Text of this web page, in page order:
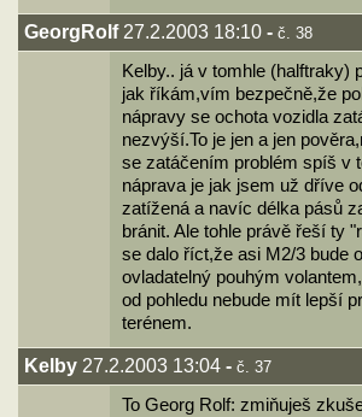
GeorgRolf 27.2.2003 18:10 - č. 38
Kelby.. já v tomhle (halftraky)
jak říkám,vím bezpečně,že
nápravy se ochota vozidla
nezvýší.To je jen a jen
se zatáčením problém spíš v
náprava je jak jsem už dříve
zatížená a navíc délka pásů
bránit. Ale tohle právě řeší ty
se dalo říct,že asi M2/3 bude
ovladatelný pouhým
od pohledu nebude mít lepší
terénem.
Kelby 27.2.2003 13:04 - č. 37
To Georg Rolf: zmiňuješ